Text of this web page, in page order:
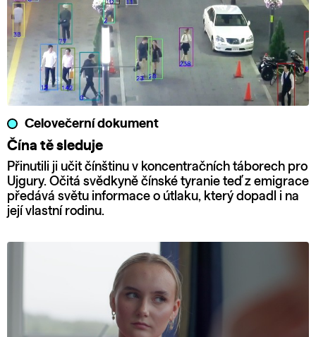
Celovečerní dokument
Čína tě sleduje
Přinutili ji učit čínštinu v koncentračních táborech pro
Ujgury. Očitá svědkyně čínské tyranie teď z emigrace
předává světu informace o útlaku, který dopadl i na
její vlastní rodinu.